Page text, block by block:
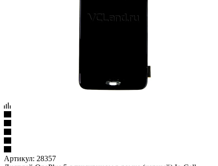
2 310
Варианты цен